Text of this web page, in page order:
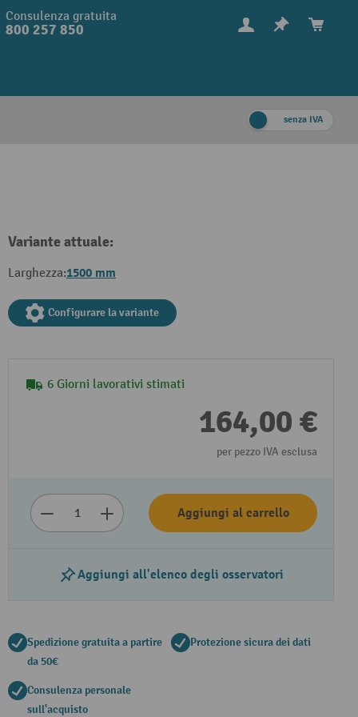
Consulenza gratuita
800 257 850
senza IVA
Riproduzione video
Variante attuale:
Larghezza:1500 mm
Configurare la variante
6 Giorni lavorativi stimati
164,00 €
per pezzo IVA esclusa
Aggiungi al carrello
Aggiungi all'elenco degli osservatori
Spedizione gratuita a partire
da 50€
Protezione sicura dei dati
Consulenza personale
sull'acquisto